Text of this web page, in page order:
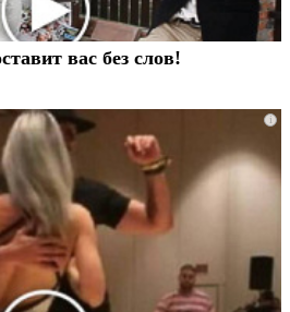
вас без слов!
i